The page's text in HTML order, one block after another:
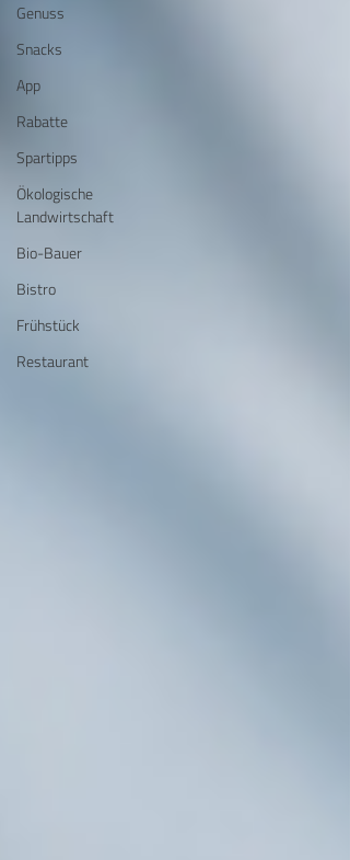
Genuss
Snacks
App
Rabatte
Spartipps
Ökologische
Landwirtschaft
Bio-Bauer
Bistro
Frühstück
Restaurant